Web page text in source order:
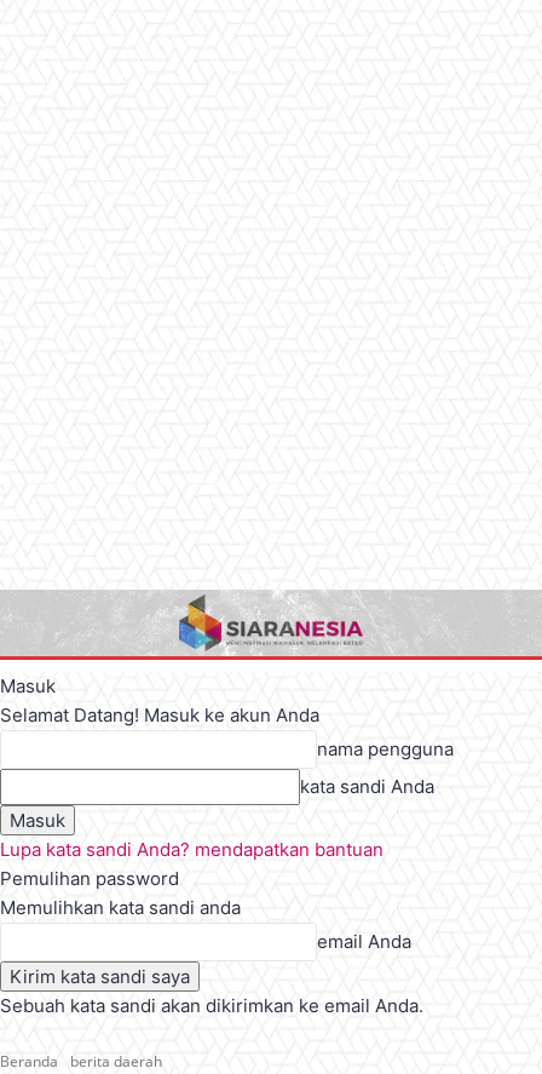
Masuk
Selamat Datang! Masuk ke akun Anda
nama pengguna
kata sandi Anda
Lupa kata sandi Anda? mendapatkan bantuan
Pemulihan password
Memulihkan kata sandi anda
email Anda
Sebuah kata sandi akan dikirimkan ke email Anda.
Beranda berita daerah